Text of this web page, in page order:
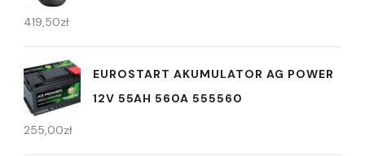
419,50zł
EUROSTART AKUMULATOR AG POWER
12V 55AH 560A 555560
255,00zł